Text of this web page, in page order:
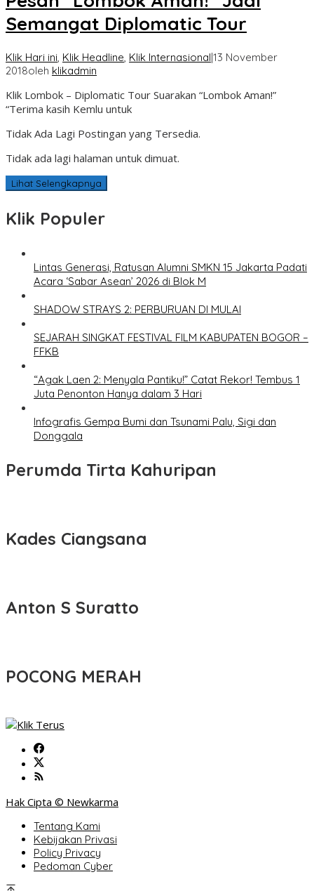
Semangat Diplomatic Tour
Klik Hari ini Klik Headline Klik Internasional|13 November
2018oleh klikadmin
Klik Lombok – Diplomatic Tour Suarakan “Lombok Aman!”
“Terima kasih Kemlu untuk
Tidak Ada Lagi Postingan yang Tersedia.
Tidak ada lagi halaman untuk dimuat.
Lihat Selengkapnya
Klik Populer
Lintas Generasi, Ratusan Alumni SMKN 15 Jakarta Padati
Acara ‘Sabar Asean’ 2026 di Blok M
SHADOW STRAYS 2: PERBURUAN DI MULAI
SEJARAH SINGKAT FESTIVAL FILM KABUPATEN BOGOR –
FFKB
“Agak Laen 2: Menyala Pantiku!” Catat Rekor! Tembus 1
Juta Penonton Hanya dalam 3 Hari
Infografis Gempa Bumi dan Tsunami Palu, Sigi dan
Donggala
Perumda Tirta Kahuripan
Kades Ciangsana
Anton S Suratto
POCONG MERAH
Hak Cipta © Newkarma
Tentang Kami
Kebijakan Privasi
Policy Privacy
Pedoman Cyber